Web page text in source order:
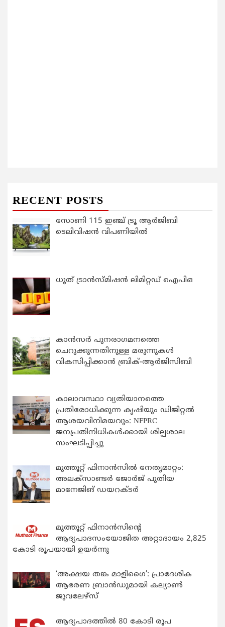
RECENT POSTS
സോണി 115 ഇഞ്ച് ട്രൂ ആർജിബി
ടെലിവിഷൻ വിപണിയിൽ
ധൂത് ട്രാൻസ്മിഷൻ ലിമിറ്റഡ് ഐപിഒ
കാന്‍സര്‍ പുനരാഗമനത്തെ
ചെറുക്കുന്നതിനുള്ള മരുന്നുകള്‍
വികസിപ്പിക്കാന്‍ ബ്രിക്-ആര്‍ജിസിബി
കാലാവസ്ഥാ വ്യതിയാനത്തെ
പ്രതിരോധിക്കുന്ന കൃഷിയും ഡിജിറ്റൽ
ആശയവിനിമയവും: NFPRC
ജനപ്രതിനിധികൾക്കായി ശില്പശാല
സംഘടിപ്പിച്ചു
മുത്തൂറ്റ് ഫിനാൻസിൽ നേതൃമാറ്റം:
അലക്സാണ്ടർ ജോർജ് പുതിയ
മാനേജിങ് ഡയറക്ടർ
മുത്തൂറ്റ് ഫിനാൻസിന്റെ
ആദ്യപാദസംയോജിത അറ്റാദായം 2,825
കോടി രൂപയായി ഉയർന്നു
‘അക്ഷയ തങ്ക മാളിഗൈ’: പ്രാദേശിക
ആഭരണ ബ്രാന്‍ഡുമായി കല്യാണ്‍
ജുവലേഴ്‌സ്
ആദ്യപാദത്തിൽ 80 കോടി രൂപ